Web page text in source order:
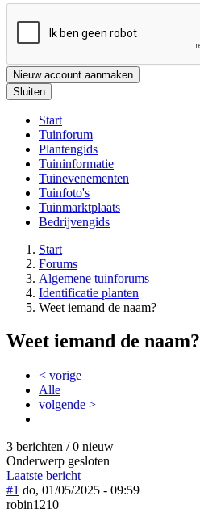
Nieuw account aanmaken
Sluiten
Start
Tuinforum
Plantengids
Tuininformatie
Tuinevenementen
Tuinfoto's
Tuinmarktplaats
Bedrijvengids
Start
Forums
Algemene tuinforums
Identificatie planten
Weet iemand de naam?
Weet iemand de naam?
< vorige
Alle
volgende >
3 berichten / 0 nieuw
Onderwerp gesloten
Laatste bericht
#1 do, 01/05/2025 - 09:59
robin1210